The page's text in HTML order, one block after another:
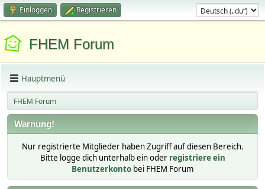
Einloggen Registrieren
FHEM Forum
Hauptmenü
FHEM Forum
Warnung!
Nur registrierte Mitglieder haben Zugriff auf diesen Bereich.
Bitte logge dich unterhalb ein oder registriere ein
Benutzerkonto bei FHEM Forum